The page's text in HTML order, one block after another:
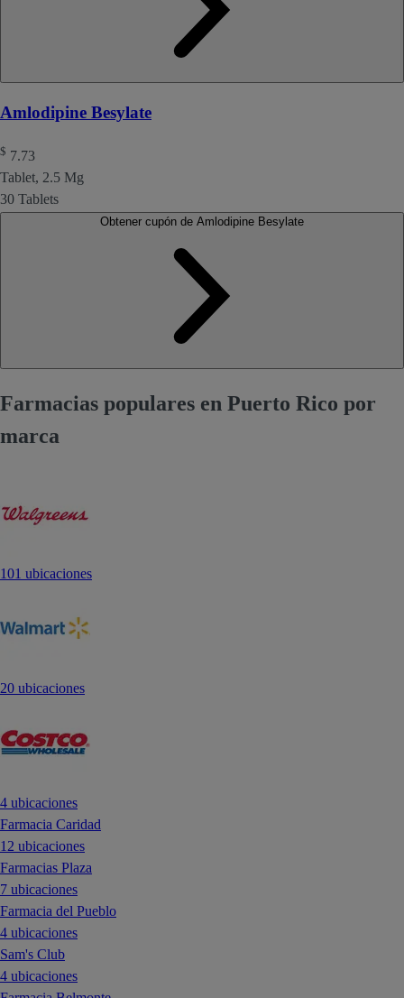
Amlodipine Besylate
$ 7.73
Tablet, 2.5 Mg
30 Tablets
Farmacias populares en Puerto Rico por
marca
101 ubicaciones
20 ubicaciones
4 ubicaciones
Farmacia Caridad
12 ubicaciones
Farmacias Plaza
7 ubicaciones
Farmacia del Pueblo
4 ubicaciones
Sam's Club
4 ubicaciones